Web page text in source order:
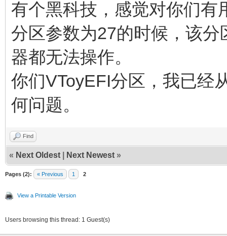
有个黑科技，感觉对你们有
分区参数为27的时候，该
器都无法操作。
你们VToyEFI分区，我已经
何问题。
Find
« Next Oldest Next Newest »
Pages (2): « Previous 1 2
View a Printable Version
Users browsing this thread: 1 Guest(s)